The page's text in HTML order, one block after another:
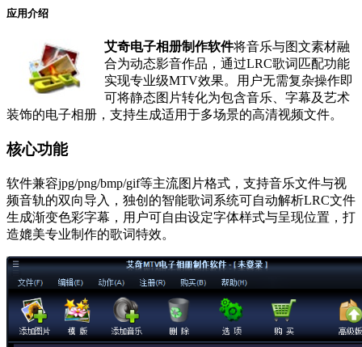
应用介绍
艾奇电子相册制作软件将音乐与图文素材融
合为动态影音作品，通过LRC歌词匹配功能
实现专业级MTV效果。用户无需复杂操作即
可将静态图片转化为包含音乐、字幕及艺术
装饰的电子相册，支持生成适用于多场景的高清视频文件。
核心功能
软件兼容jpg/png/bmp/gif等主流图片格式，支持音乐文件与视
频音轨的双向导入，独创的智能歌词系统可自动解析LRC文件
生成渐变色彩字幕，用户可自由设定字体样式与呈现位置，打
造媲美专业制作的歌词特效。